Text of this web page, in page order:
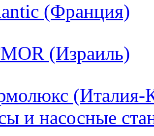
(Франция)
(Израиль)
(Италия-
и насосные